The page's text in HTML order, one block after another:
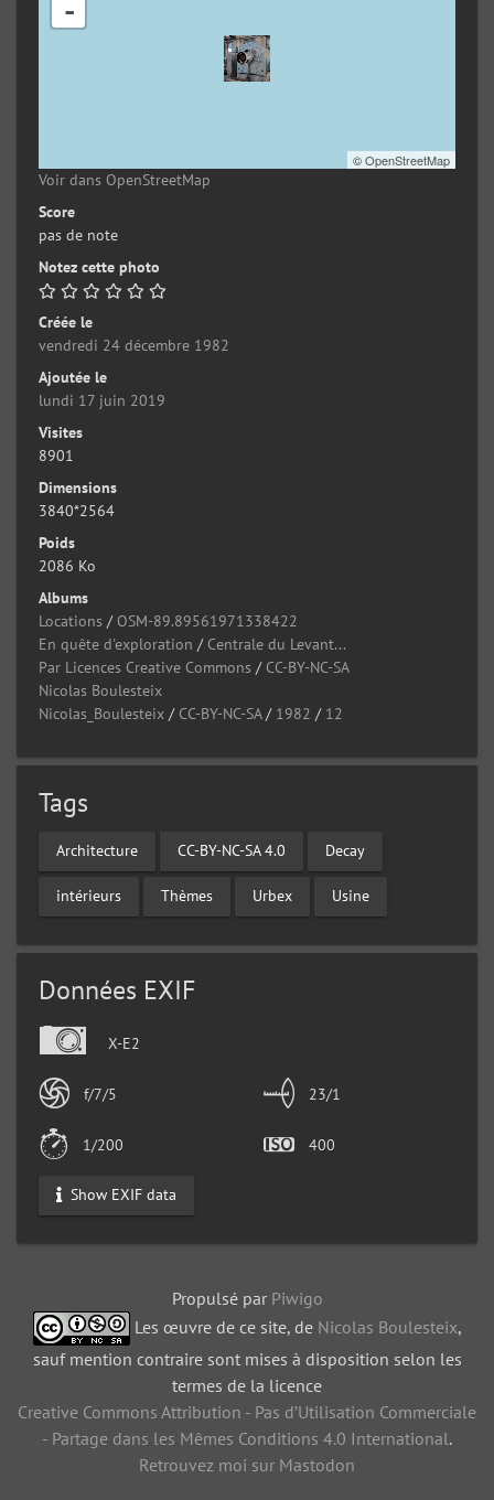
-
©OpenStreetMap
Voir dans OpenStreetMap
Score
pas de note
Notez cette photo
Créée le
vendredi 24 décembre 1982
Ajoutée le
lundi 17 juin 2019
Visites
8901
Dimensions
3840*2564
Poids
2086 Ko
Albums
Locations / OSM-89.89561971338422
En quête d'exploration / Centrale du Levant...
Par Licences Creative Commons / CC-BY-NC-SA
Nicolas Boulesteix
Nicolas_Boulesteix / CC-BY-NC-SA/ 1982 / 12
Tags
Architecture CC-BY-NC-SA 4.0 Decay
intérieurs Thèmes Urbex Usine
Données EXIF
X-E2
f/7/5 23/1
1/200 400
Show EXIF data
Propulsé par Piwigo
Les œuvre de ce site, de Nicolas Boulesteix,
sauf mention contraire sont mises à disposition selon les
termes de la licence
Creative Commons Attribution - Pas d’Utilisation Commerciale
- Partage dans les Mêmes Conditions 4.0 International.
Retrouvez moi sur Mastodon